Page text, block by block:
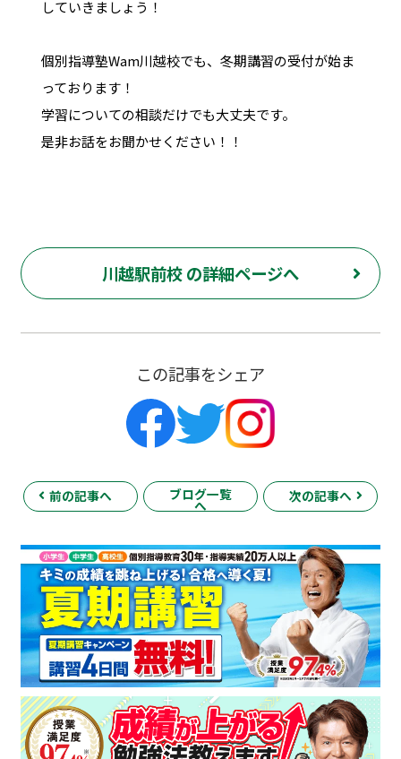
していきましょう！
個別指導塾Wam川越校でも、冬期講習の受付が始ま
っております！
学習についての相談だけでも大丈夫です。
是非お話をお聞かせください！！
川越駅前校 の詳細ページへ
この記事をシェア
前の記事へ ブログ一覧
へ
次の記事へ